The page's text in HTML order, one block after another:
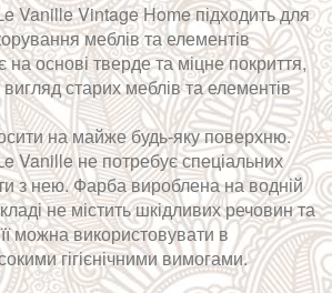
Vanille Vintage Home підходить для
меблів та елементів
основі тверде та міцне покриття,
старих меблів та елементів
на майже будь-яку поверхню.
Vanille не потребує спеціальних
з нею. Фарба вироблена на водній
не містить шкідливих речовин та
можна використовувати в
гігієнічними вимогами.